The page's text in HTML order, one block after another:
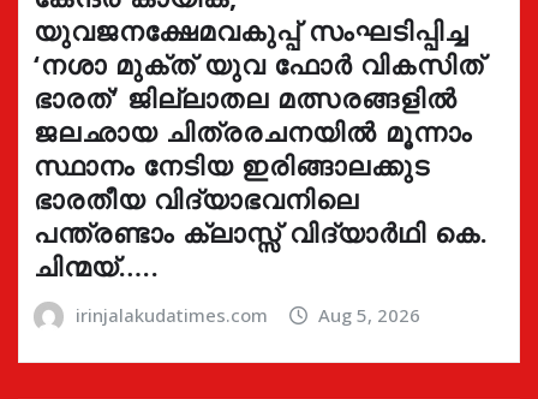
യുവജനക്ഷേമവകുപ്പ് സംഘടിപ്പിച്ച
‘നശാ മുക്ത് യുവ ഫോർ വികസിത്
ഭാരത്’ ജില്ലാതല മത്സരങ്ങളിൽ
ജലഛായ ചിത്രരചനയിൽ മൂന്നാം
സ്ഥാനം നേടിയ ഇരിങ്ങാലക്കുട
ഭാരതീയ വിദ്യാഭവനിലെ
പന്ത്രണ്ടാം ക്ലാസ്സ് വിദ്യാർഥി കെ.
ചിന്മയ്…..
irinjalakudatimes.com Aug 5, 2026